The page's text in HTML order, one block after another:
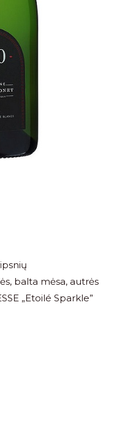
balta mėsa, autrės
„Etoilé Sparkle”